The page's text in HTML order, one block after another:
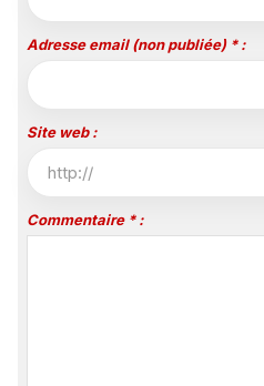
Adresse email (non publiée) * :
Site web :
Commentaire * :